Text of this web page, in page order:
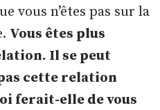
vous n’êtes pas sur la
Vous êtes plus
Il se peut
cette relation
ferait-elle de vous